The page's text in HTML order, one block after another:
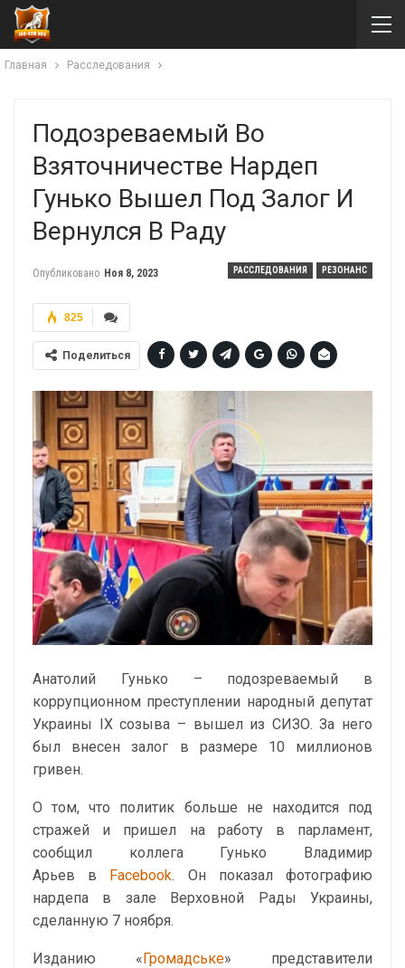
Главная Расследования
Подозреваемый Во
Взяточничестве Нардеп
Гунько Вышел Под Залог И
Вернулся В Раду
РАССЛЕДОВАНИЯ РЕЗОНАНС
Опубликовано Ноя 8, 2023
825
Поделиться
Анатолий Гунько – подозреваемый в
коррупционном преступлении народный депутат
Украины IX созыва – вышел из СИЗО. За него
был внесен залог в размере 10 миллионов
гривен.
О том, что политик больше не находится под
стражей и пришел на работу в парламент,
сообщил коллега Гунько Владимир
Арьев в Facebook. Он показал фотографию
нардепа в зале Верховной Рады Украины,
сделанную 7 ноября.
Изданию «Громадське» представители